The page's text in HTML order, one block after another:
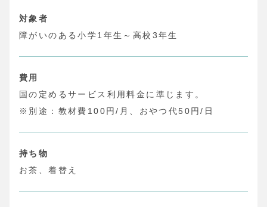
対象者
障がいのある小学1年生～高校3年生
費用
国の定めるサービス利用料金に準じます。
※別途：教材費100円/月、おやつ代50円/日
持ち物
お茶、着替え